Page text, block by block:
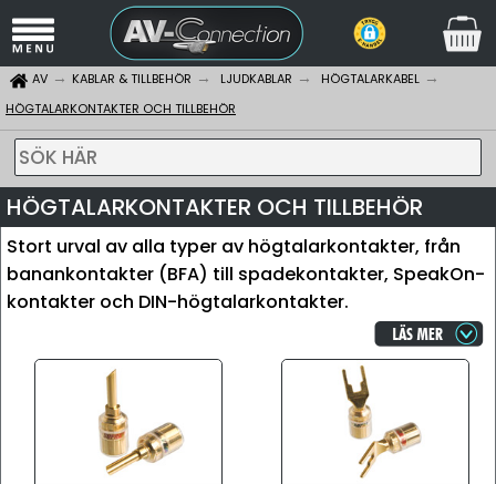
AV KABLAR & TILLBEHÖR LJUDKABLAR
HÖGTALARKABEL
HÖGTALARKONTAKTER OCH TILLBEHÖR
SÖK HÄR
HÖGTALARKONTAKTER OCH TILLBEHÖR
Stort urval av alla typer av högtalarkontakter, från
banankontakter (BFA) till spadekontakter, SpeakOn-
kontakter och DIN-högtalarkontakter.